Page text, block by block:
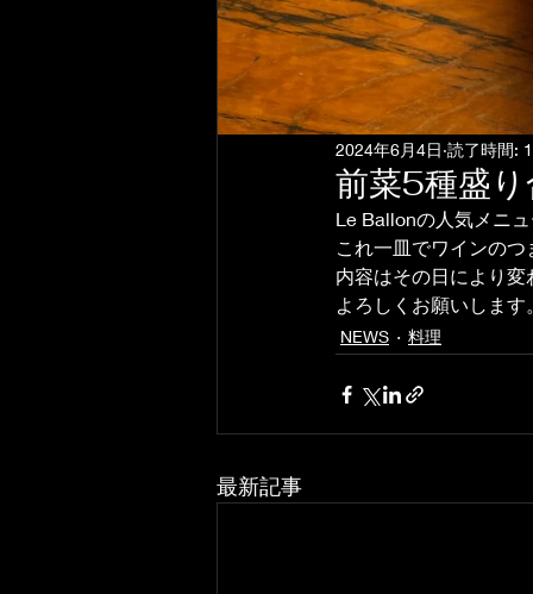
前菜5種盛
2024年6月4日 読了時間:
Le Ballonの人気メニ
これ一皿でワインの
内容はその日により変
よろしくお願いします
NEWS 料理
最新記事